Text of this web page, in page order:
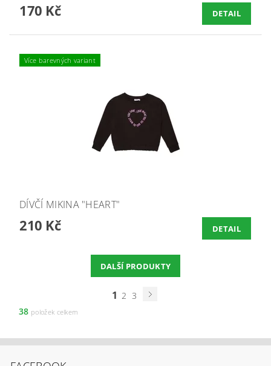
170 Kč DETAIL
Více barevných variant
DÍVČÍ MIKINA "HEART"
210 Kč DETAIL
DALŠÍ PRODUKTY
1 2 3
38 položek celkem